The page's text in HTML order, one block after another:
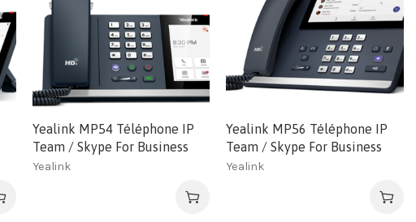
Yealink MP54 Téléphone IP
Team / Skype For Business
Yealink
Yealink MP56 Téléphone IP
Team / Skype For Business
Yealink